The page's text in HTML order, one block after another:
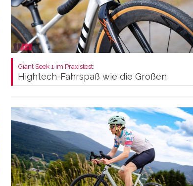
Giant Seek 1 im Praxistest:
Hightech-Fahrspaß wie die Großen